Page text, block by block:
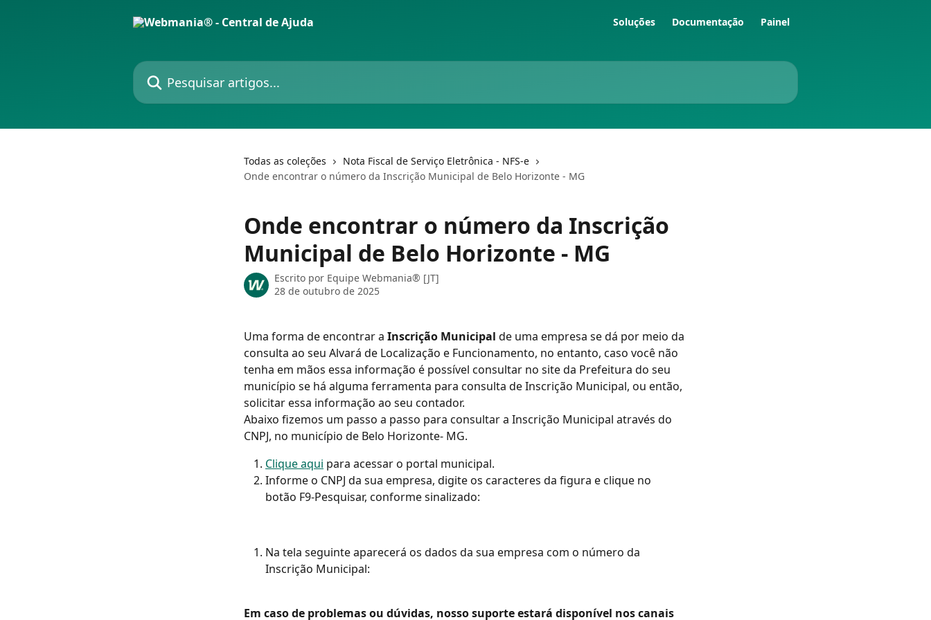
Soluções Documentação Painel
Pesquisar artigos...
Todas as coleções
Nota Fiscal de Serviço Eletrônica - NFS-e
Onde encontrar o número da Inscrição Municipal de Belo Horizonte - MG
Onde encontrar o número da Inscrição
Municipal de Belo Horizonte - MG
Escrito por Equipe Webmania® [JT]
28 de outubro de 2025
Uma forma de encontrar a Inscrição Municipal de uma empresa se dá por meio da
consulta ao seu Alvará de Localização e Funcionamento, no entanto, caso você não
tenha em mãos essa informação é possível consultar no site da Prefeitura do seu
município se há alguma ferramenta para consulta de Inscrição Municipal, ou então,
solicitar essa informação ao seu contador.
Abaixo fizemos um passo a passo para consultar a Inscrição Municipal através do
CNPJ, no município de Belo Horizonte- MG.
Clique aqui para acessar o portal municipal.
Informe o CNPJ da sua empresa, digite os caracteres da figura e clique no
botão F9-Pesquisar, conforme sinalizado:
Na tela seguinte aparecerá os dados da sua empresa com o número da
Inscrição Municipal:
Em caso de problemas ou dúvidas, nosso suporte estará disponível nos canais